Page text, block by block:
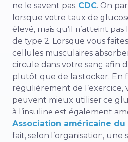
ne le savent pas. CDC. On
lorsque votre taux de
élevé, mais qu’il n’atteint
de type 2. Lorsque vous
cellules musculaires
circule dans votre sang afin
plutôt que de la stocker. En
régulièrement de l’exercice,
peuvent mieux utiliser ce
à l’insuline est également
Association américaine du
fait, selon l’organisation, une